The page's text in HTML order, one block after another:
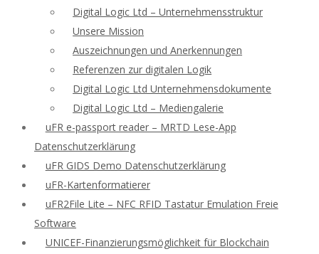
Digital Logic Ltd – Unternehmensstruktur
Unsere Mission
Auszeichnungen und Anerkennungen
Referenzen zur digitalen Logik
Digital Logic Ltd Unternehmensdokumente
Digital Logic Ltd – Mediengalerie
uFR e-passport reader – MRTD Lese-App
Datenschutzerklärung
uFR GIDS Demo Datenschutzerklärung
uFR-Kartenformatierer
uFR2File Lite – NFC RFID Tastatur Emulation Freie
Software
UNICEF-Finanzierungsmöglichkeit für Blockchain